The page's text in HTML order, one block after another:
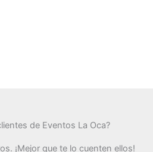
de Eventos La Oca?
¡Mejor que te lo cuenten ellos!